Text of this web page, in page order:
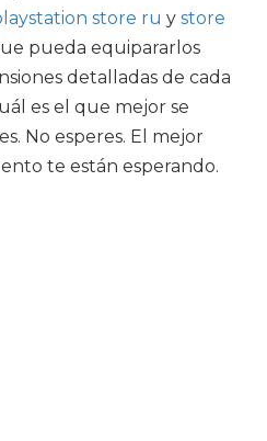
store ru y store
pueda equipararlos
detalladas de cada
es el que mejor se
No esperes. El mejor
te están esperando.